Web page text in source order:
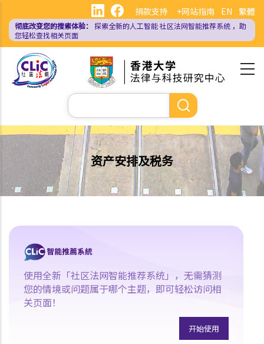
主
EN 繁體
捐款支持 +网站指南
彻底改变您的搜索体验： 探索全新的人工智能社区法网智能推荐系统 ，助
您轻松查找相关页面
搜
索
资产安排及税务
使用全新「社区法网智能推荐系统」，无需猜测
您的情境或问题属于哪个主题，即可轻松访问相
关页面！
开始使用